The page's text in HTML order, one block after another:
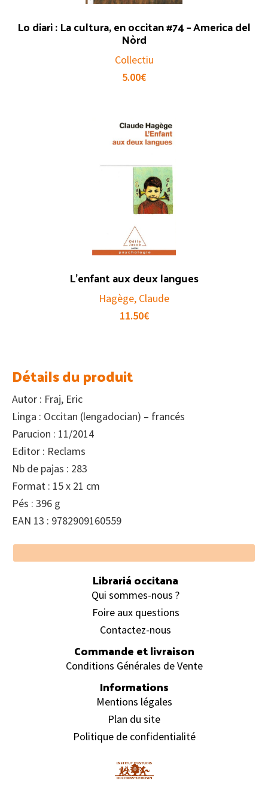
Lo diari : La cultura, en occitan #74 – America del
Nòrd
Collectiu
5.00€
L’enfant aux deux langues
Hagège, Claude
11.50€
Détails du produit
Autor : Fraj, Eric
Linga : Occitan (lengadocian) – francés
Parucion : 11/2014
Editor : Reclams
Nb de pajas : 283
Format : 15 x 21 cm
Pés : 396 g
EAN 13 : 9782909160559
Footer
Librariá occitana
Qui sommes-nous ?
Foire aux questions
Contactez-nous
Commande et livraison
Conditions Générales de Vente
Informations
Mentions légales
Plan du site
Politique de confidentialité